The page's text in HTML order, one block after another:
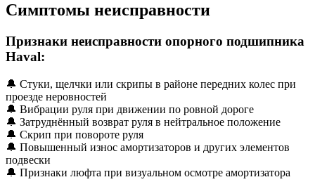
Симптомы неисправности
Признаки неисправности опорного подшипника
Haval:
🔔 Стуки, щелчки или скрипы в районе передних колес при
проезде неровностей
🔔 Вибрации руля при движении по ровной дороге
🔔 Затруднённый возврат руля в нейтральное положение
🔔 Скрип при повороте руля
🔔 Повышенный износ амортизаторов и других элементов
подвески
🔔 Признаки люфта при визуальном осмотре амортизатора